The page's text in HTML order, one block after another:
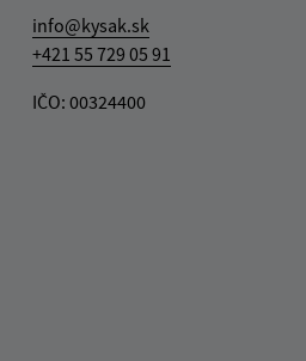
info@kysak.sk
+421 55 729 05 91
IČO: 00324400